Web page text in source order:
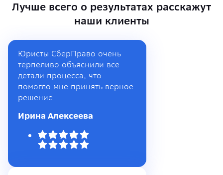
Лучше всего о результатах расскажут
наши клиенты
Юристы СберПраво очень
терпеливо объяснили все
детали процесса, что
помогло мне принять верное
решение
Ирина Алексеева